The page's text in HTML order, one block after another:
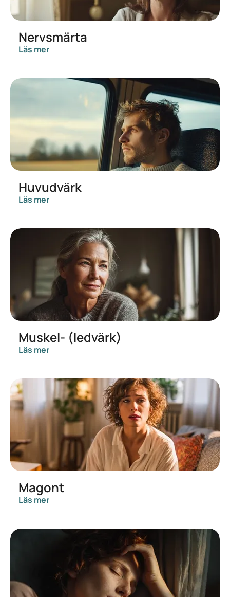
Nervsmärta
Läs mer
Huvudvärk
Läs mer
Muskel- (ledvärk)
Läs mer
Magont
Läs mer